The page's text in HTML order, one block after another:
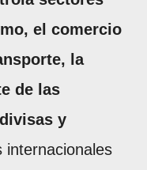
el comercio
la
de las
y
internacionales